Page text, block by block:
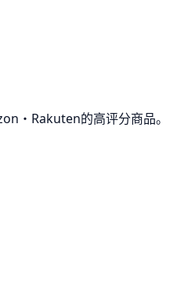
・Rakuten的高评分商品。